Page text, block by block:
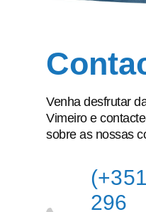
Venha desfrutar
Vimeiro e
sobre as nossas
296